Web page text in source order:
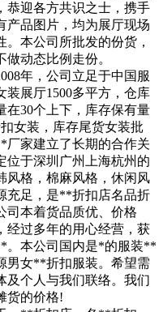
恭迎各方共识之士，携手
产品图片，均为展厅现场
本公司所批发的份货，
动态比例走份。
年，公司立足于中国服
装展厅1500多平方，仓库
在30个上下，库存保有量
女装，库存尾货女装批
厂家建立了长期的合作关
位于深圳广州上海杭州的
风格，棉麻风格，休闲风
充足，是**折扣店名品折
司本着货品质优、价格
经过多年的用心经营，获
。本公司国内是*的服装**
男女**折扣服装。希望需
个人与我们联络。我们
货的价格!